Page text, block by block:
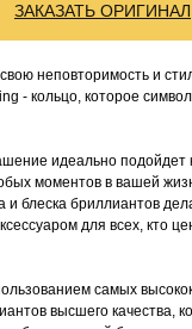
ЗАКАЗАТЬ ОРИГИНАЛ
неповторимость и
- кольцо, которое
идеально подойдет
моментов в вашей
и блеска бриллиантов
для всех, кто
самых
высшего качества,